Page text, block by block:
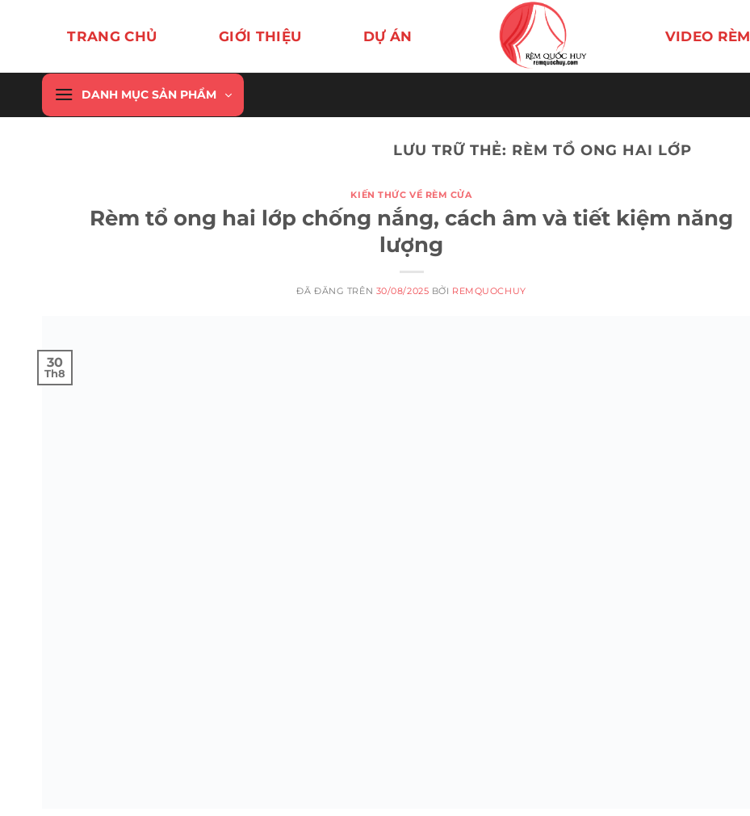
dung
TRANG CHỦ GIỚI THIỆU DỰ ÁN VIDEO RÈM
DANH MỤC SẢN PHẨM
LƯU TRỮ THẺ: RÈM TỔ ONG HAI LỚP
KIẾN THỨC VỀ RÈM CỬA
Rèm tổ ong hai lớp chống nắng, cách âm và tiết kiệm năng
lượng
ĐÃ ĐĂNG TRÊN 30/08/2025 BỞI REMQUOCHUY
30
Th8